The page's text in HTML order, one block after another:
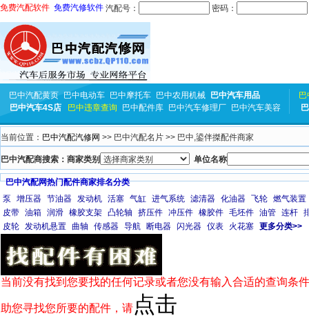
免费汽配软件 免费汽修软件 汽配号： 密码：
巴中汽配黄页 巴中电动车 巴中摩托车 巴中农用机械
巴中汽车用品
巴中汽车4S店
巴中违章查询 巴中配件库 巴中汽车修理厂 巴中汽车美容
当前位置： 巴中汽配汽修网 >> 巴中汽配名片 >> 巴中,鍙伴搩配件商家
巴中汽配商搜索：商家类别 单位名称
巴中汽配网热门配件商家排名分类
泵
增压器 节油器 发动机 活塞 气缸 进气系统 滤清器 化油器 飞轮 燃气装置
皮带 油箱 润滑 橡胶支架 凸轮轴 挤压件 冲压件 橡胶件 毛坯件 油管 连杆
皮轮 发动机悬置 曲轴 传感器 导航 断电器 闪光器 仪表 火花塞 更多分类>>
当前没有找到您要找的任何记录或者您没有输入合适的查询条
助您寻找您所要的配件，请 点击